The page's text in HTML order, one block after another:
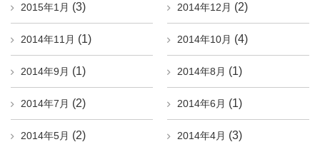
2015年1月 (3) 2014年12月 (2)
2014年11月 (1) 2014年10月 (4)
2014年9月 (1) 2014年8月 (1)
2014年7月 (2) 2014年6月 (1)
2014年5月 (2) 2014年4月 (3)